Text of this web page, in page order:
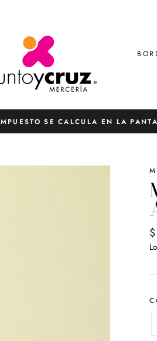
diapositivas
SE CALCULA EN LA